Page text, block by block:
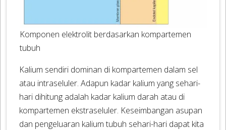
Komponen elektrolit berdasarkan kompartemen
tubuh
Kalium sendiri dominan di kompartemen dalam sel
atau intraseluler. Adapun kadar kalium yang sehari-
hari dihitung adalah kadar kalium darah atau di
kompartemen ekstraseluler. Keseimbangan asupan
dan pengeluaran kalium tubuh sehari-hari dapat kita